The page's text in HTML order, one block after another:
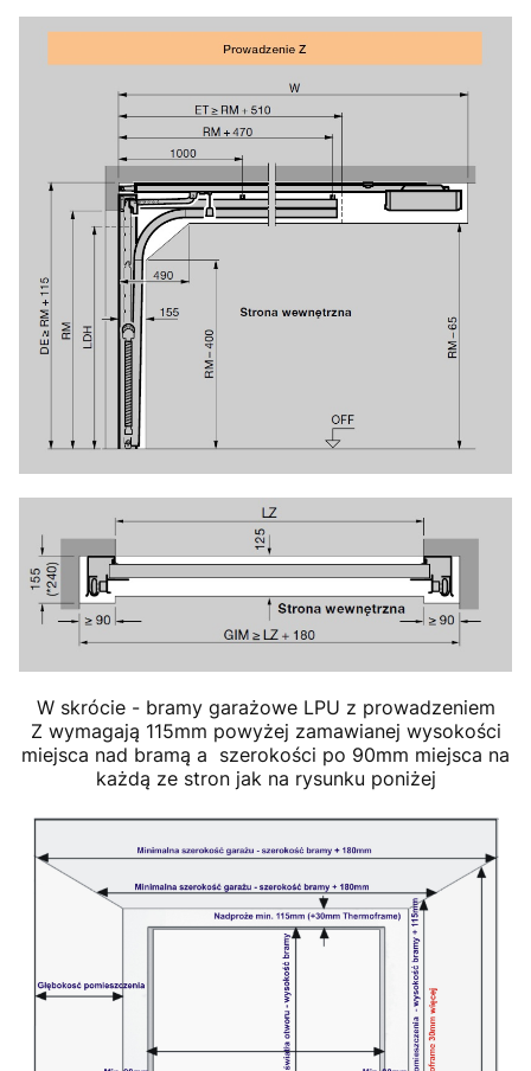
W skrócie - bramy garażowe LPU z prowadzeniem
Z wymagają 115mm powyżej zamawianej wysokości
miejsca nad bramą a szerokości po 90mm miejsca na
każdą ze stron jak na rysunku poniżej